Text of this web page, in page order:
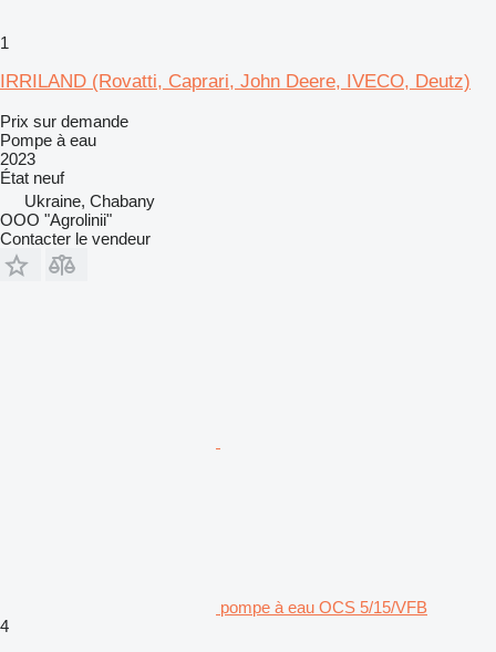
1
IRRILAND (Rovatti, Caprari, John Deere, IVECO, Deutz)
Prix sur demande
Pompe à eau
2023
État neuf
Ukraine, Chabany
OOO "Agrolinii"
Contacter le vendeur
pompe à eau OCS 5/15/VFB
4